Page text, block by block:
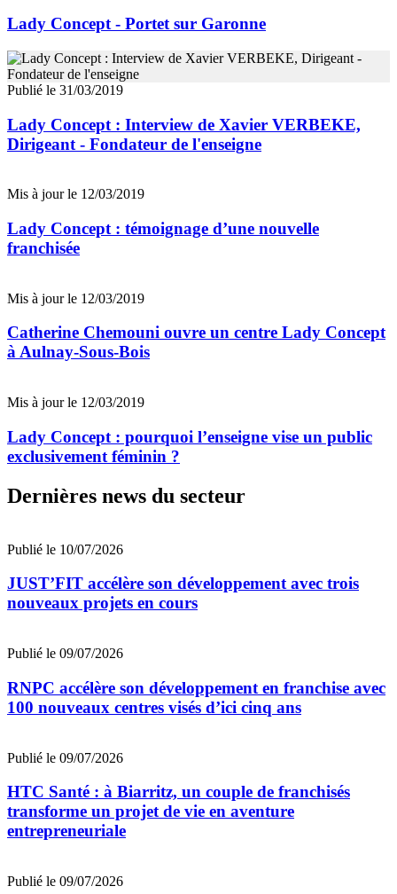
Lady Concept - Portet sur Garonne
Publié le 31/03/2019
Lady Concept : Interview de Xavier VERBEKE,
Dirigeant - Fondateur de l'enseigne
Mis à jour le 12/03/2019
Lady Concept : témoignage d’une nouvelle
franchisée
Mis à jour le 12/03/2019
Catherine Chemouni ouvre un centre Lady Concept
à Aulnay-Sous-Bois
Mis à jour le 12/03/2019
Lady Concept : pourquoi l’enseigne vise un public
exclusivement féminin ?
Dernières news du secteur
Publié le 10/07/2026
JUST’FIT accélère son développement avec trois
nouveaux projets en cours
Publié le 09/07/2026
RNPC accélère son développement en franchise avec
100 nouveaux centres visés d’ici cinq ans
Publié le 09/07/2026
HTC Santé : à Biarritz, un couple de franchisés
transforme un projet de vie en aventure
entrepreneuriale
Publié le 09/07/2026